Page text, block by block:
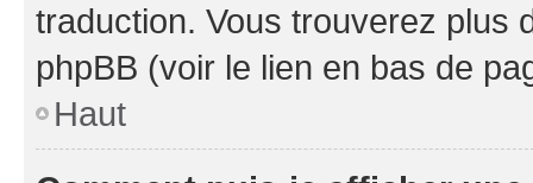
traduction. Vous trouverez plus
phpBB (voir le lien en bas de
Haut